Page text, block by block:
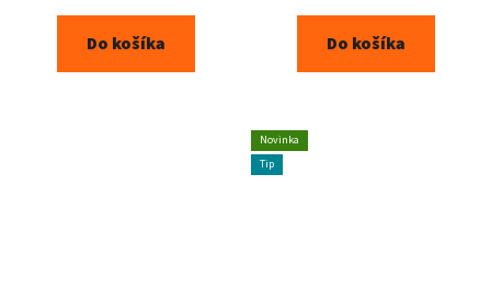
Do košíka Do košíka
Novinka
Tip